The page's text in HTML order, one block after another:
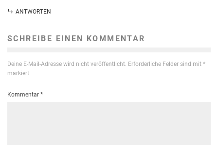
ANTWORTEN
SCHREIBE EINEN KOMMENTAR
Deine E-Mail-Adresse wird nicht veröffentlicht. Erforderliche Felder sind mit *
markiert
Kommentar *